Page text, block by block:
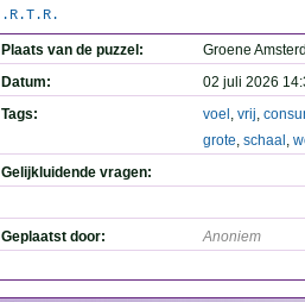
.R.T.R.
Plaats van de puzzel:
Groene
Datum:
02 juli 2026
Tags:
voel , vrij,
grote, schaal ,
Gelijkluidende vragen:
Geplaatst door: Anoniem